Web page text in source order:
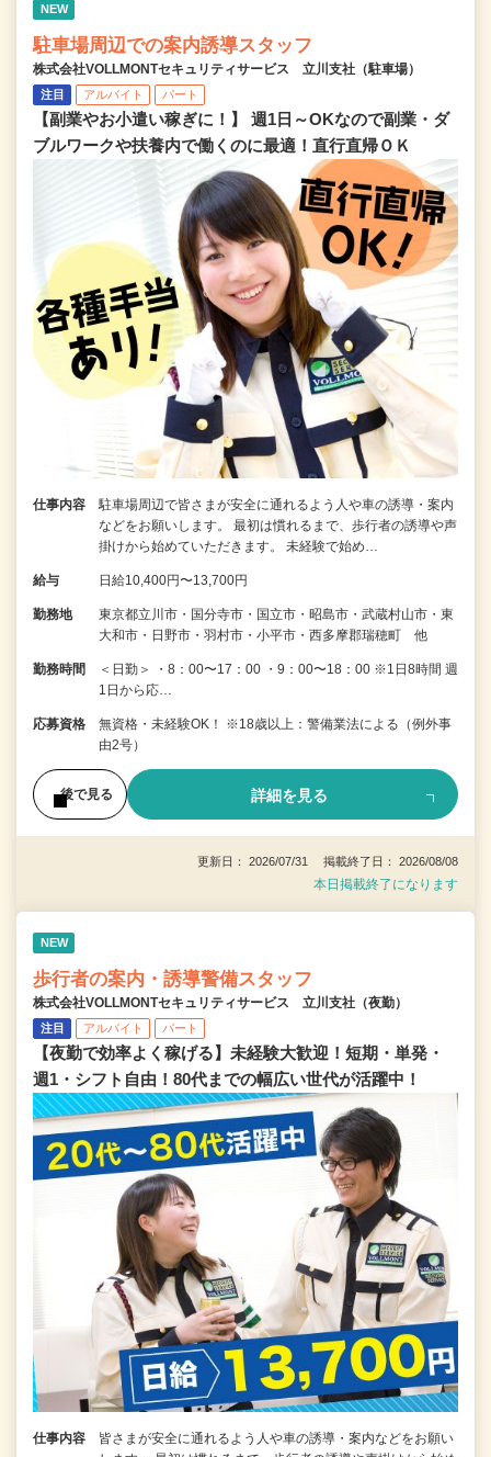
NEW
駐車場周辺での案内誘導スタッフ
株式会社VOLLMONTセキュリティサービス 立川支社（駐車場）
注目 アルバイト パート
【副業やお小遣い稼ぎに！】 週1日～OKなので副業・ダ
ブルワークや扶養内で働くのに最適！直行直帰ＯＫ
仕事内容
駐車場周辺で皆さまが安全に通れるよう人や車の誘導・案内
などをお願いします。 最初は慣れるまで、歩行者の誘導や声
掛けから始めていただきます。 未経験で始め…
給与 日給10,400円〜13,700円
勤務地
東京都立川市・国分寺市・国立市・昭島市・武蔵村山市・東
大和市・日野市・羽村市・小平市・西多摩郡瑞穂町 他
勤務時間
＜日勤＞ ・8：00〜17：00 ・9：00〜18：00 ※1日8時間 週
1日から応…
応募資格
無資格・未経験OK！ ※18歳以上：警備業法による（例外事
由2号）
後で見る 詳細を見る
更新日： 2026/07/31 掲載終了日： 2026/08/08
本日掲載終了になります
NEW
歩行者の案内・誘導警備スタッフ
株式会社VOLLMONTセキュリティサービス 立川支社（夜勤）
注目 アルバイト パート
【夜勤で効率よく稼げる】未経験大歓迎！短期・単発・
週1・シフト自由！80代までの幅広い世代が活躍中！
仕事内容
皆さまが安全に通れるよう人や車の誘導・案内などをお願い